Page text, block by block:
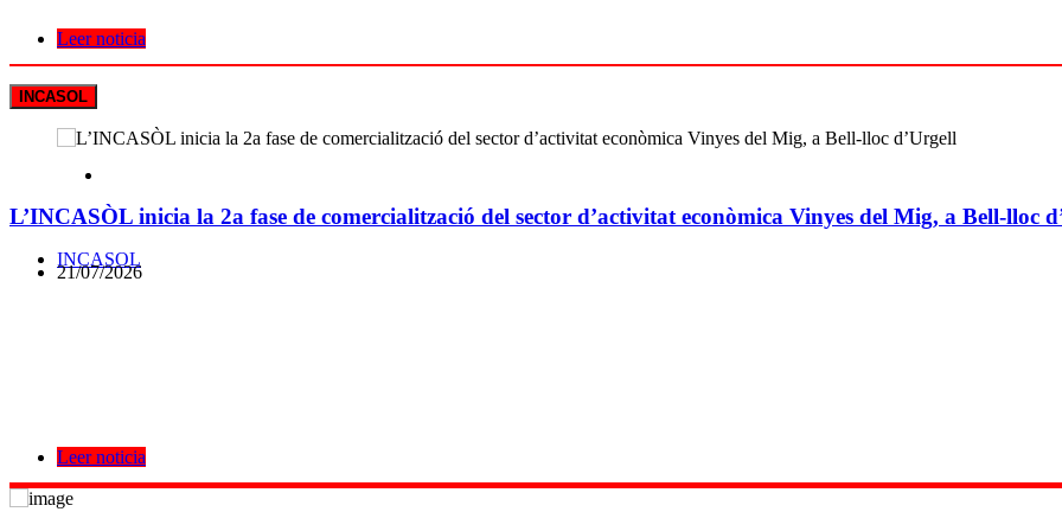
Leer noticia
INCASOL
L’INCASÒL inicia la 2a fase de comercialització del sector d’activitat econòmica Vinyes del Mig, a Bell-lloc
INCASOL
21/07/2026
Leer noticia